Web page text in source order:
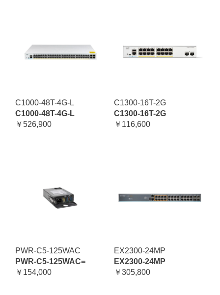
C1000-48T-4G-L
C1000-48T-4G-L
￥526,900
C1300-16T-2G
C1300-16T-2G
￥116,600
PWR-C5-125WAC
PWR-C5-125WAC=
￥154,000
EX2300-24MP
EX2300-24MP
￥305,800